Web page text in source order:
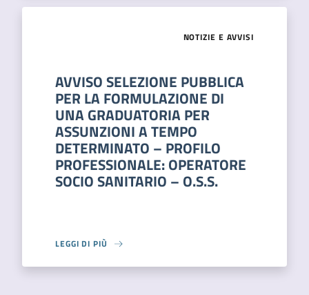
NOTIZIE E AVVISI
AVVISO SELEZIONE PUBBLICA
PER LA FORMULAZIONE DI
UNA GRADUATORIA PER
ASSUNZIONI A TEMPO
DETERMINATO – PROFILO
PROFESSIONALE: OPERATORE
SOCIO SANITARIO – O.S.S.
LEGGI DI PIÙ